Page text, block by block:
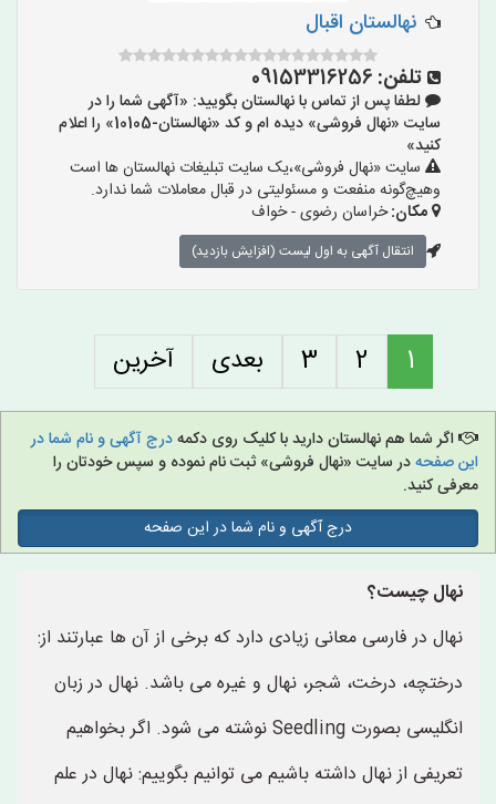
نهالستان اقبال
تلفن: 09153316256
لطفا پس از تماس با نهالستان بگویید: «آگهی شما را در
سایت «نهال فروشی» دیده ام و کد «نهالستان-10105» را اعلام
کنید»
سایت «نهال فروشی»،یک سایت تبلیغات نهالستان ها است
وهیچ‌گونه منفعت و مسئولیتی در قبال معاملات شما ندارد.
مکان:خراسان رضوی - خواف
انتقال آگهی به اول لیست (افزایش بازدید)
1
2
3 بعدی آخرین
اگر شما هم نهالستان دارید با کلیک روی دکمهدرج آگهی و نام شما در
این صفحهدر سایت «نهال فروشی» ثبت نام نموده و سپس خودتان را
معرفی کنید.
درج آگهی و نام شما در این صفحه
نهال چیست؟
نهال در فارسی معانی زیادی دارد که برخی از آن ها عبارتند از:
درختچه، درخت، شجر، نهال و غیره می باشد. نهال در زبان
انگلیسی بصورت Seedling نوشته می شود. اگر بخواهیم
تعریفی از نهال داشته باشیم می توانیم بگوییم: نهال در علم